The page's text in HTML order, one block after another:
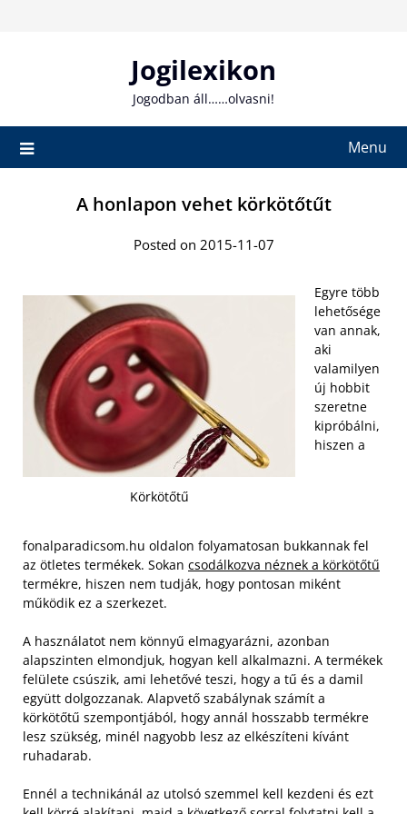
Jogilexikon
Jogodban áll……olvasni!
Menu
A honlapon vehet körkötőtűt
Posted on 2015-11-07
Körkötőtű
Egyre több
lehetősége
van annak,
aki
valamilyen
új hobbit
szeretne
kipróbálni,
hiszen a
fonalparadicsom.hu oldalon folyamatosan bukkannak fel
az ötletes termékek. Sokan csodálkozva néznek a körkötőtű
termékre, hiszen nem tudják, hogy pontosan miként
működik ez a szerkezet.
A használatot nem könnyű elmagyarázni, azonban
alapszinten elmondjuk, hogyan kell alkalmazni. A termékek
felülete csúszik, ami lehetővé teszi, hogy a tű és a damil
együtt dolgozzanak. Alapvető szabálynak számít a
körkötőtű szempontjából, hogy annál hosszabb termékre
lesz szükség, minél nagyobb lesz az elkészíteni kívánt
ruhadarab.
Ennél a technikánál az utolsó szemmel kell kezdeni és ezt